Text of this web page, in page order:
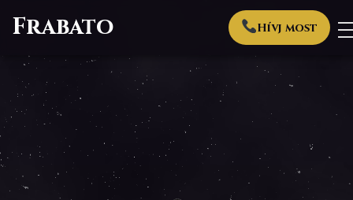
Frabato Hívj most